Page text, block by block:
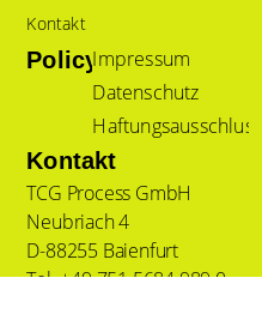
Kontakt
PolicyImpressum
Datenschutz
Haftungsausschluss
Kontakt
TCG Process GmbH
Neubriach 4
D-88255 Baienfurt
Tel. +49 751 5684 989 0